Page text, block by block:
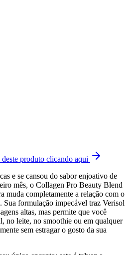
produto clicando aqui
e se cansou do sabor enjoativo de
mês, o Collagen Pro Beauty Blend
muda completamente a relação com o
Sua formulação impecável traz Verisol
altas, mas permite que você
no leite, no smoothie ou em qualquer
sem estragar o gosto da sua